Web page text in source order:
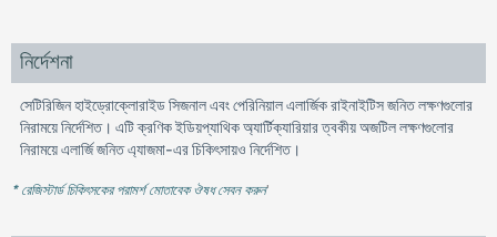
নির্দেশনা
সেটিরিজিন হাইড্রোক্লোরাইড সিজনাল এবং পেরিনিয়াল এলার্জিক রাইনাইটিস জনিত লক্ষণগুলোর
নিরাময়ে নির্দেশিত। এটি ক্রণিক ইডিয়প্যাথিক অ্যার্টিক্যারিয়ার ত্বকীয় অজটিল লক্ষণগুলোর
নিরাময়ে এলার্জি জনিত এ্যাজমা-এর চিকিৎসায়ও নির্দেশিত।
* রেজিস্টার্ড চিকিৎসকের পরামর্শ মোতাবেক ঔষধ সেবন করুন'